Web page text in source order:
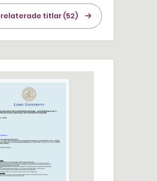
relaterade titlar (52)